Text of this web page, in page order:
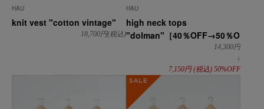
HAU
knit vest "cotton vintage"
18,700円(税込)
HAU
high neck tops
"dolman"［40％OFF→50％OFF］
14,300円
↓
7,150円(税込) 50%OFF